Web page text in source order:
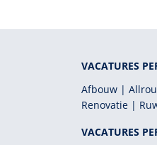
VACATURES
Afbouw
Renovatie
VACATURES